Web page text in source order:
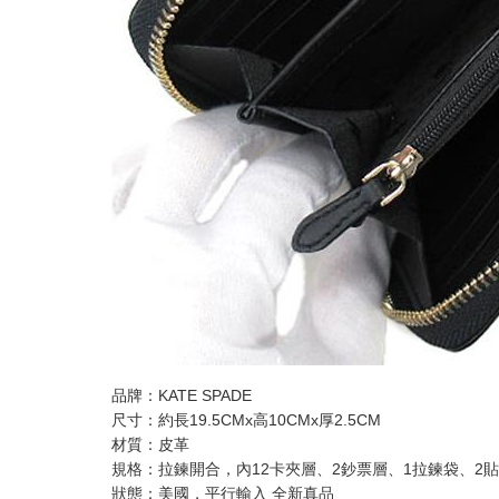
品牌：KATE SPADE
尺寸：約長19.5CMx高10CMx厚2.5CM
材質：皮革
規格：拉鍊開合，內12卡夾層、2鈔票層、1拉鍊袋、2
狀態：美國，平行輸入 全新真品